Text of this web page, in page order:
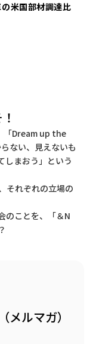
米国部材調達比
「Dream up the
ない、見えないも
しまおう」という
それぞれの立場の
のことを、「＆N
ルマガ）